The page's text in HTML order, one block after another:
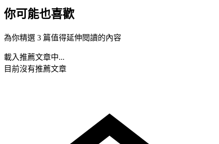
你可能也喜歡
為你精選 3 篇值得延伸閱讀的內容
載入推薦文章中...
目前沒有推薦文章